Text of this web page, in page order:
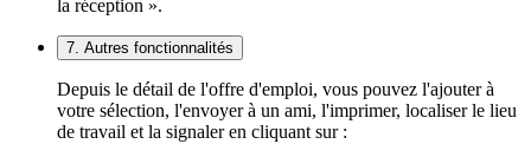
la réception ».
7. Autres fonctionnalités
Depuis le détail de l'offre d'emploi, vous pouvez l'ajouter à
votre sélection, l'envoyer à un ami, l'imprimer, localiser le lieu
de travail et la signaler en cliquant sur :